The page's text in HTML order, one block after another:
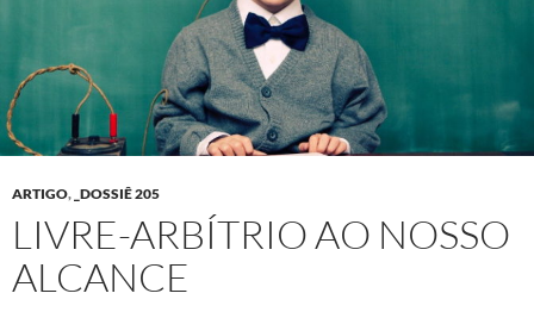
ARTIGO, _DOSSIÊ 205
LIVRE-ARBÍTRIO AO NOSSO
ALCANCE